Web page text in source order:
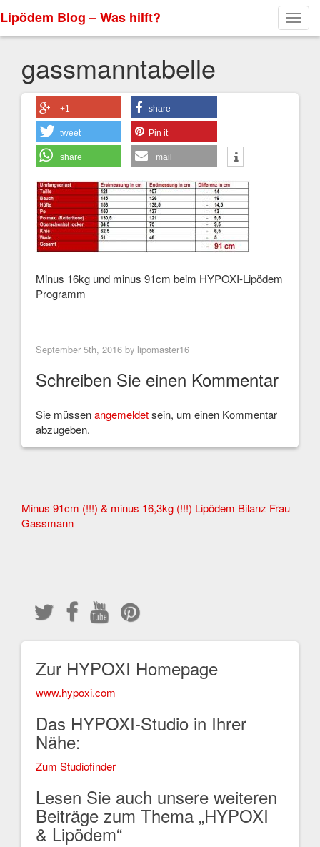
Lipödem Blog – Was hilft?
gassmanntabelle
+1 share
tweet Pin it
share mail
Minus 16kg und minus 91cm beim HYPOXI-Lipödem
Programm
September 5th, 2016 by lipomaster16
Schreiben Sie einen Kommentar
Sie müssenangemeldetsein, um einen Kommentar
abzugeben.
Other
Articles
Minus 91cm (!!!) & minus 16,3kg (!!!) Lipödem Bilanz Frau
Gassmann
Zur HYPOXI Homepage
www.hypoxi.com
Das HYPOXI-Studio in Ihrer
Nähe:
Zum Studiofinder
Lesen Sie auch unsere weiteren
Beiträge zum Thema „HYPOXI
& Lipödem“